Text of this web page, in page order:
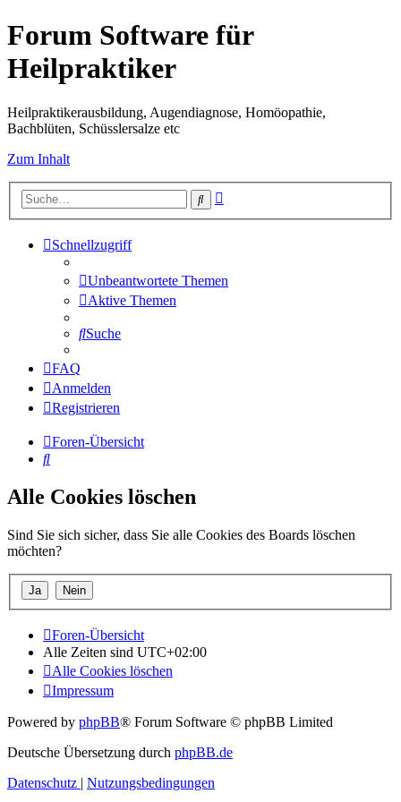
Forum Software für
Heilpraktiker
Heilpraktikerausbildung, Augendiagnose, Homöopathie,
Bachblüten, Schüsslersalze etc
Zum Inhalt
Suche
Schnellzugriff
Unbeantwortete Themen
Aktive Themen
Suche
FAQ
Anmelden
Registrieren
Foren-Übersicht
Suche
Alle Cookies löschen
Sind Sie sich sicher, dass Sie alle Cookies des Boards löschen
möchten?
Foren-Übersicht
Alle Zeiten sind UTC+02:00
Alle Cookies löschen
Impressum
Powered by phpBB® Forum Software © phpBB Limited
Deutsche Übersetzung durch phpBB.de
Datenschutz | Nutzungsbedingungen